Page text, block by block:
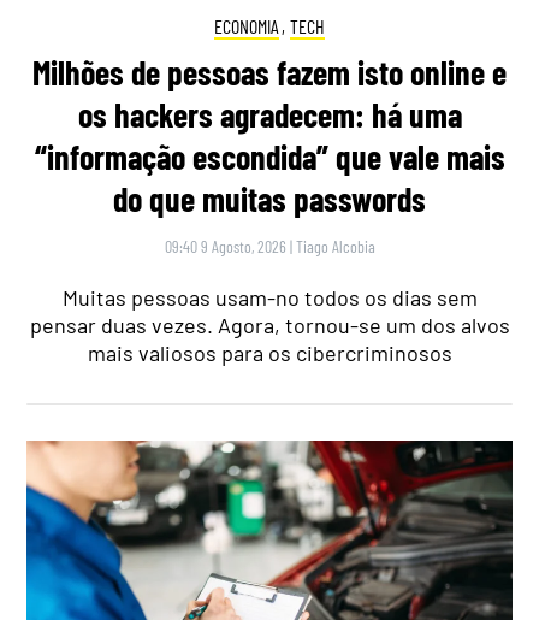
ECONOMIA , TECH
Milhões de pessoas fazem isto online e
os hackers agradecem: há uma
“informação escondida” que vale mais
do que muitas passwords
09:40 9 Agosto, 2026 |Tiago Alcobia
Muitas pessoas usam-no todos os dias sem
pensar duas vezes. Agora, tornou-se um dos alvos
mais valiosos para os cibercriminosos